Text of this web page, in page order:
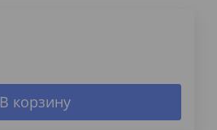
В корзину